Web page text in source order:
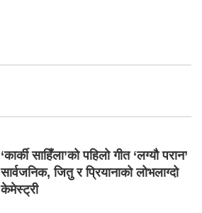
‘कार्की साहिँला’को पहिलो गीत ‘लग्यौ परान’
सार्वजनिक, जितु र प्रियानाको लोभलाग्दो
केमेस्ट्री